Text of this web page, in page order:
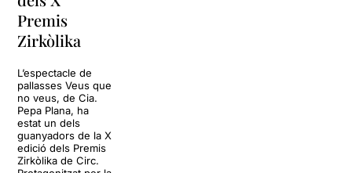
Premis
Zirkòlika
L’espectacle de
pallasses Veus que
no veus, de Cia.
Pepa Plana, ha
estat un dels
guanyadors de la X
edició dels Premis
Zirkòlika de Circ.